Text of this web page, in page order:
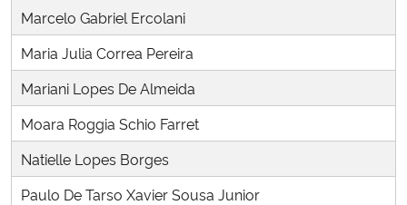
Secretaria-Geral
Secretaria de Governo
Gabinete de Segurança Institucional
Banco Central do Brasil
Marcelo Gabriel Ercolani
Maria Julia Correa Pereira
Mariani Lopes De Almeida
Moara Roggia Schio Farret
Natielle Lopes Borges
Paulo De Tarso Xavier Sousa Junior